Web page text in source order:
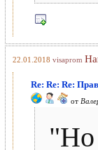
22.01.2018 visaprom
Re: Re: Re:
от
"Но